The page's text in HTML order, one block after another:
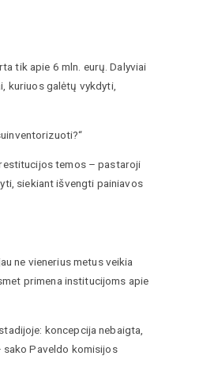
tik apie 6 mln. eurų. Dalyviai
kuriuos galėtų vykdyti,
temos – pastaroji
siekiant išvengti painiavos
ne vienerius metus veikia
primena institucijoms apie
koncepcija nebaigta,
sako Paveldo komisijos